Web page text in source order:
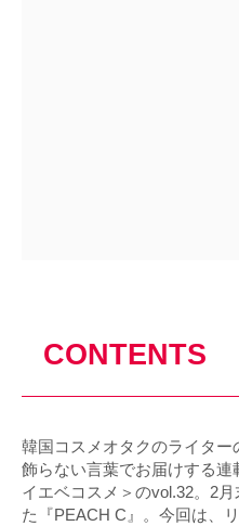
CONTENTS
韓国コスメオタクのライタ
飾らない言葉でお届けする連
イエベコスメ＞のvol.32。2
た『PEACH C』。今回は、